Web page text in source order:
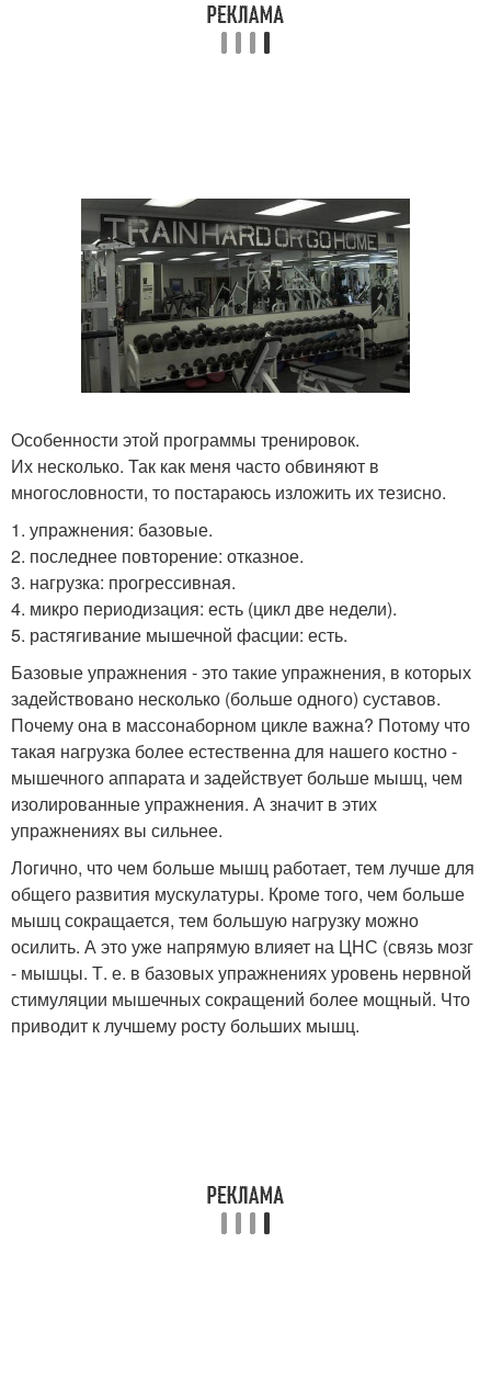
Особенности этой программы тренировок.
Их несколько. Так как меня часто обвиняют в
многословности, то постараюсь изложить их тезисно.
1. упражнения: базовые.
2. последнее повторение: отказное.
3. нагрузка: прогрессивная.
4. микро периодизация: есть (цикл две недели).
5. растягивание мышечной фасции: есть.
Базовые упражнения - это такие упражнения, в которых
задействовано несколько (больше одного) суставов.
Почему она в массонаборном цикле важна? Потому что
такая нагрузка более естественна для нашего костно -
мышечного аппарата и задействует больше мышц, чем
изолированные упражнения. А значит в этих
упражнениях вы сильнее.
Логично, что чем больше мышц работает, тем лучше для
общего развития мускулатуры. Кроме того, чем больше
мышц сокращается, тем большую нагрузку можно
осилить. А это уже напрямую влияет на ЦНС (связь мозг
- мышцы. Т. е. в базовых упражнениях уровень нервной
стимуляции мышечных сокращений более мощный. Что
приводит к лучшему росту больших мышц.